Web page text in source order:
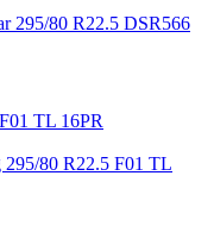
295/80 R22.5 DSR566
80 R22.5 F01 TL